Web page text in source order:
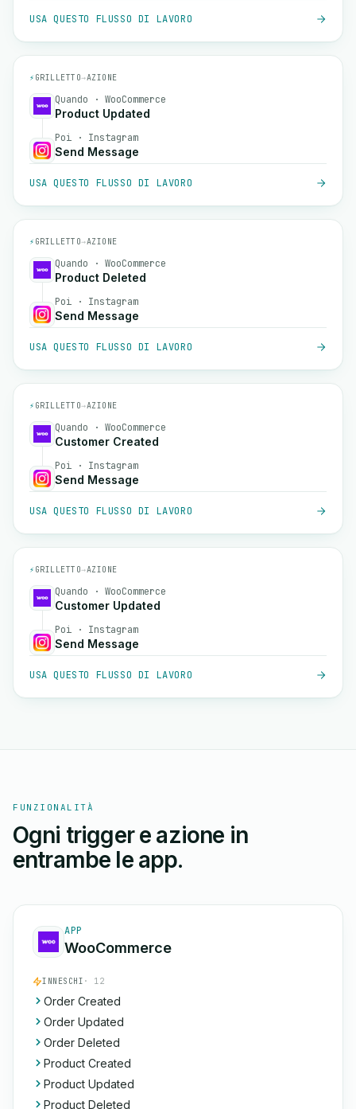
USA QUESTO FLUSSO DI LAVORO
⚡ GRILLETTO→AZIONE
Quando · WooCommerce
Product Updated
Poi · Instagram
Send Message
USA QUESTO FLUSSO DI LAVORO
⚡ GRILLETTO→AZIONE
Quando · WooCommerce
Product Deleted
Poi · Instagram
Send Message
USA QUESTO FLUSSO DI LAVORO
⚡ GRILLETTO→AZIONE
Quando · WooCommerce
Customer Created
Poi · Instagram
Send Message
USA QUESTO FLUSSO DI LAVORO
⚡ GRILLETTO→AZIONE
Quando · WooCommerce
Customer Updated
Poi · Instagram
Send Message
USA QUESTO FLUSSO DI LAVORO
FUNZIONALITÀ
Ogni trigger e azione in
entrambe le app.
APP
WooCommerce
INNESCHI · 12
Order Created
Order Updated
Order Deleted
Product Created
Product Updated
Product Deleted